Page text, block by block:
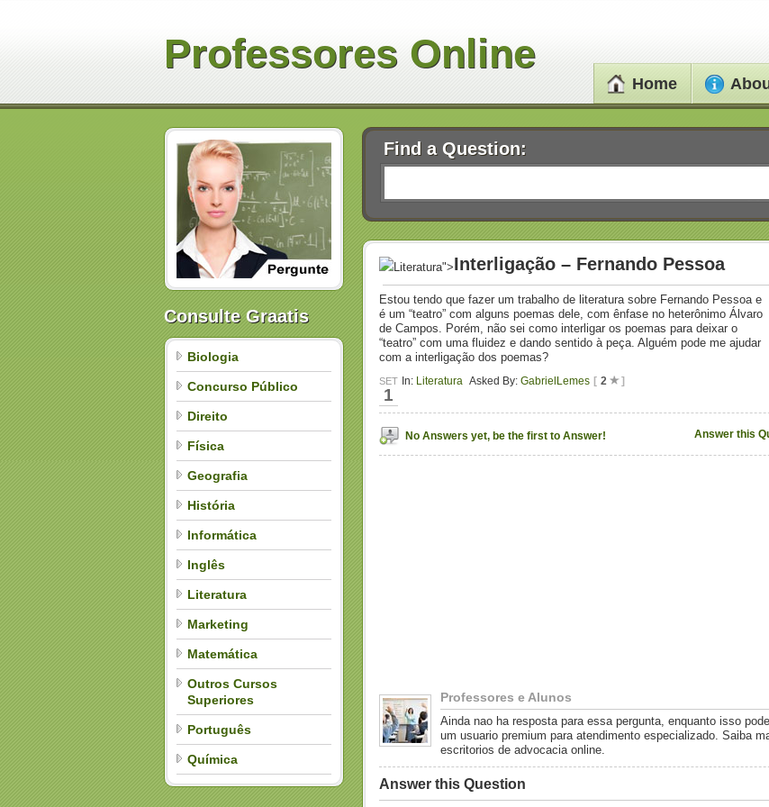
Home
Professores Online
Consulte Graatis
Biologia
Concurso Público
Direito
Física
Geografia
História
Informática
Inglês
Literatura
Marketing
Matemática
Outros Cursos
Superiores
Português
Química
Find a Question:
Literatura">Interligação – Fernando Pessoa
Estou tendo que fazer um trabalho de literatura sobre Fernando Pessoa e
é um “teatro” com alguns poemas dele, com ênfase no heterônimo Álvaro
de Campos. Porém, não sei como interligar os poemas para deixar o
“teatro” com uma fluidez e dando sentido à peça. Alguém pode me ajudar
com a interligação dos poemas?
In: Literatura Asked By: GabrielLemes [ 2 ]
SET
1
Answer this
No Answers yet, be the first to Answer!
Professores e Alunos
Ainda nao ha resposta para essa pergunta, enquanto isso
um usuario premium para atendimento especializado. Saiba
escritorios de advocacia online.
Answer this Question